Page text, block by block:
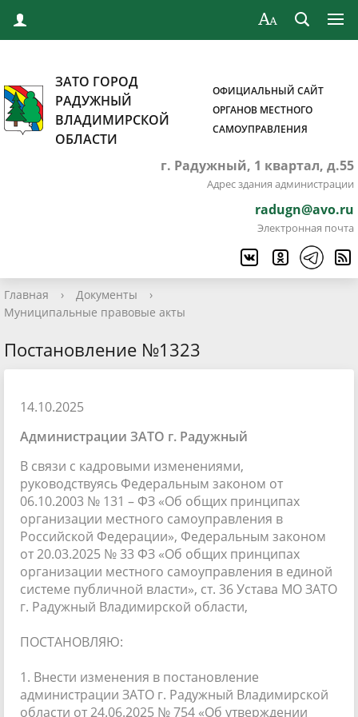
ЗАТО ГОРОД
РАДУЖНЫЙ
ВЛАДИМИРСКОЙ
ОБЛАСТИ
ОФИЦИАЛЬНЫЙ САЙТ
ОРГАНОВ МЕСТНОГО
САМОУПРАВЛЕНИЯ
г. Радужный, 1 квартал, д.55
Адрес здания администрации
radugn@avo.ru
Электронная почта
Главная › Документы
›
Муниципальные правовые акты
Постановление №1323
14.10.2025
Администрации ЗАТО г. Радужный
В связи с кадровыми изменениями,
руководствуясь Федеральным законом от
06.10.2003 № 131 – ФЗ «Об общих принципах
организации местного самоуправления в
Российской Федерации», Федеральным законом
от 20.03.2025 № 33 ФЗ «Об общих принципах
организации местного самоуправления в единой
системе публичной власти», ст. 36 Устава МО ЗАТО
г. Радужный Владимирской области,
ПОСТАНОВЛЯЮ:
1. Внести изменения в постановление
администрации ЗАТО г. Радужный Владимирской
области от 24.06.2025 № 754 «Об утверждении